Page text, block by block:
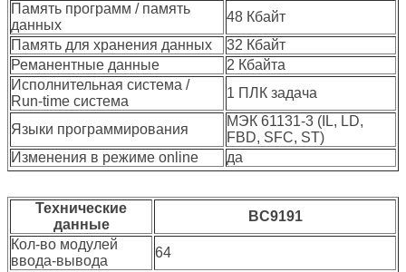
Память программ / память
данных
48 Кбайт
Память для хранения данных
32 Кбайт
Реманентные данные
2 Кбайта
Исполнительная система /
Run-time система
1 ПЛК задача
Языки программирования
МЭК 61131-3 (IL, LD,
FBD, SFC, ST)
Изменения в режиме online
да
Технические
данные
BC9191
Кол-во модулей
ввода-вывода
64